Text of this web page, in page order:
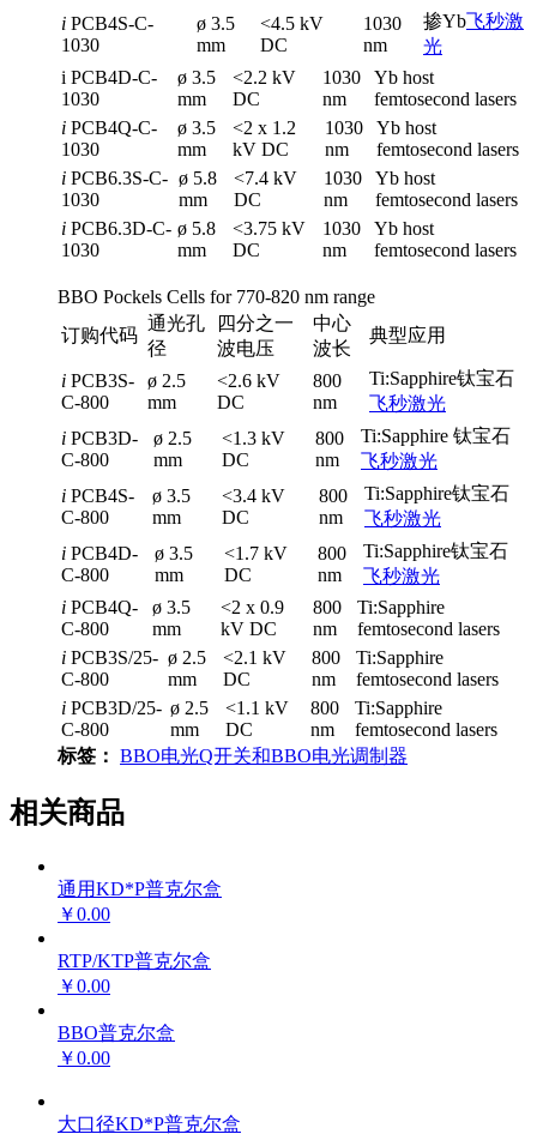
i PCB4S-C-
1030
ø 3.5
mm
<4.5 kV
DC
1030
nm
掺Yb飞秒激
光
i PCB4D-C-
1030
ø 3.5
mm
<2.2 kV
DC
1030
nm
Yb host
femtosecond lasers
i PCB4Q-C-
1030
ø 3.5
mm
<2 x 1.2
kV DC
1030
nm
Yb host
femtosecond lasers
i PCB6.3S-C-
1030
ø 5.8
mm
<7.4 kV
DC
1030
nm
Yb host
femtosecond lasers
i PCB6.3D-C-
1030
ø 5.8
mm
<3.75 kV
DC
1030
nm
Yb host
femtosecond lasers
BBO Pockels Cells for 770-820 nm range
订购代码
通光孔
径
四分之一
波电压
中心
波长
典型应用
i PCB3S-
C-800
ø 2.5
mm
<2.6 kV
DC
800
nm
Ti:Sapphire钛宝石
飞秒激光
i PCB3D-
C-800
ø 2.5
mm
<1.3 kV
DC
800
nm
Ti:Sapphire 钛宝石
飞秒激光
i PCB4S-
C-800
ø 3.5
mm
<3.4 kV
DC
800
nm
Ti:Sapphire钛宝石
飞秒激光
i PCB4D-
C-800
ø 3.5
mm
<1.7 kV
DC
800
nm
Ti:Sapphire钛宝石
飞秒激光
i PCB4Q-
C-800
ø 3.5
mm
<2 x 0.9
kV DC
800
nm
Ti:Sapphire
femtosecond lasers
i PCB3S/25-
C-800
ø 2.5
mm
<2.1 kV
DC
800
nm
Ti:Sapphire
femtosecond lasers
i PCB3D/25-
C-800
ø 2.5
mm
<1.1 kV
DC
800
nm
Ti:Sapphire
femtosecond lasers
标签： BBO电光Q开关和BBO电光调制器
相关商品
通用KD*P普克尔盒
￥0.00
RTP/KTP普克尔盒
￥0.00
BBO普克尔盒
￥0.00
大口径KD*P普克尔盒